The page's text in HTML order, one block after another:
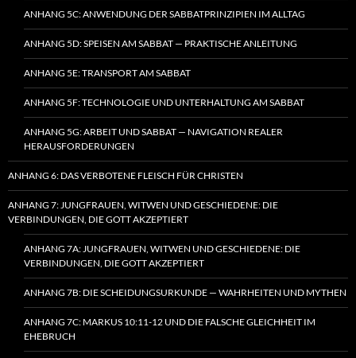
ANHANG 5C: ANWENDUNG DER SABBATPRINZIPIEN IM ALLTAG
ANHANG 5D: SPEISEN AM SABBAT — PRAKTISCHE ANLEITUNG
ANHANG 5E: TRANSPORT AM SABBAT
ANHANG 5F: TECHNOLOGIE UND UNTERHALTUNG AM SABBAT
ANHANG 5G: ARBEIT UND SABBAT — NAVIGATION REALER
HERAUSFORDERUNGEN
ANHANG 6: DAS VERBOTENE FLEISCH FÜR CHRISTEN
ANHANG 7: JUNGFRAUEN, WITWEN UND GESCHIEDENE: DIE
VERBINDUNGEN, DIE GOTT AKZEPTIERT
ANHANG 7A: JUNGFRAUEN, WITWEN UND GESCHIEDENE: DIE
VERBINDUNGEN, DIE GOTT AKZEPTIERT
ANHANG 7B: DIE SCHEIDUNGSURKUNDE — WAHRHEITEN UND MYTHEN
ANHANG 7C: MARKUS 10:11-12 UND DIE FALSCHE GLEICHHEIT IM
EHEBRUCH